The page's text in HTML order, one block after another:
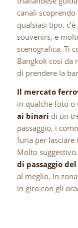
canali
qualsiasi tipo,
souvenirs, e
scenografica. Ti
Bangkok così
di prendere la
Il mercato
in qualche foto o
ai binari di un
passaggio, i
furia per lasciare
Molto
di passaggio
al meglio. In
in giro con gli